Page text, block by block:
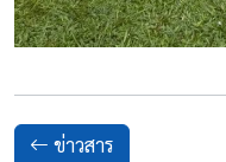
ข่าวสาร